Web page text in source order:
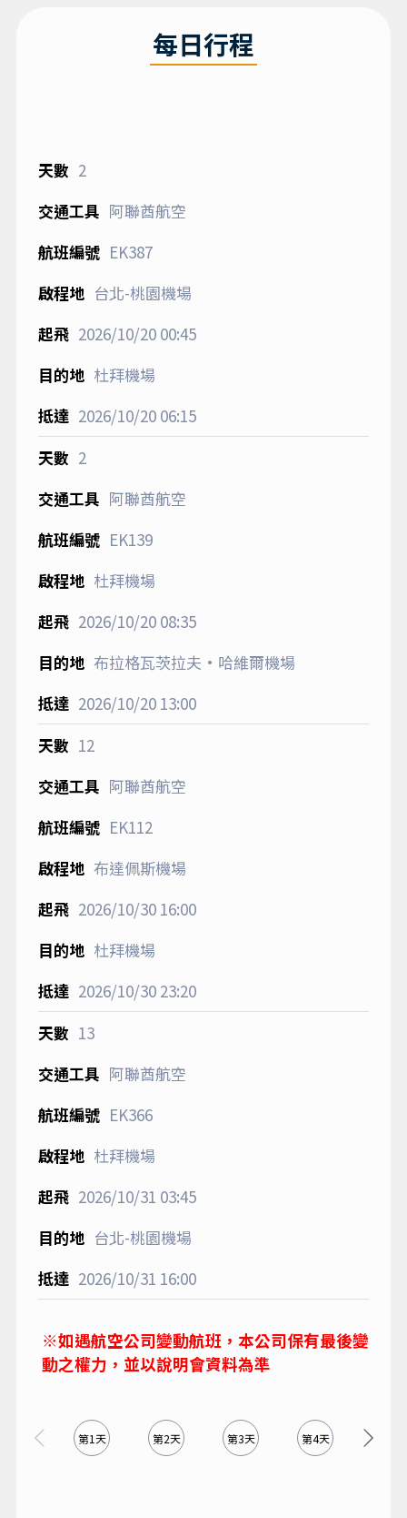
每日行程
2
阿聯酋航空
EK387
台北-桃園機場
2026/10/2000:45
杜拜機場
2026/10/2006:15
2
阿聯酋航空
EK139
杜拜機場
2026/10/2008:35
布拉格瓦茨拉夫·哈維爾機場
2026/10/2013:00
12
阿聯酋航空
EK112
布達佩斯機場
2026/10/3016:00
杜拜機場
2026/10/3023:20
13
阿聯酋航空
EK366
杜拜機場
2026/10/31 03:45
台北-桃園機場
2026/10/31 16:00
※如遇航空公司變動航班，本公司保有最後變
動之權力，並以說明會資料為準
第1天 第2天 第3天 第4天